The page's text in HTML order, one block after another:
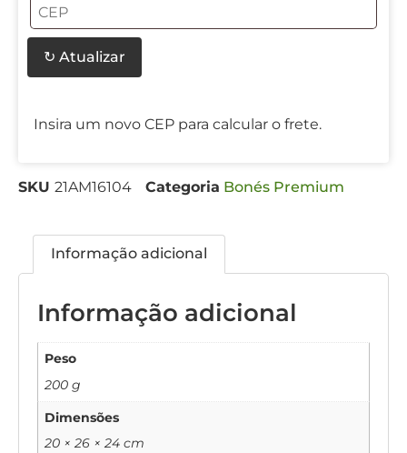
↻ Atualizar
Insira um novo CEP para calcular o frete.
SKU 21AM16104 Categoria Bonés Premium
Informação adicional
Informação adicional
Peso
200 g
Dimensões
20 × 26 × 24 cm